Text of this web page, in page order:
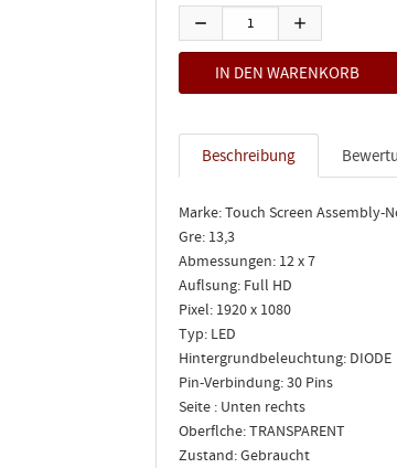
Beschreibung
Marke: Touch Screen Assembly-
Gre: 13,3
Abmessungen: 12 x 7
Auflsung: Full HD
Pixel: 1920 x 1080
Typ: LED
Hintergrundbeleuchtung: DIODE
Pin-Verbindung: 30 Pins
Seite : Unten rechts
Oberflche: TRANSPARENT
Zustand: Gebraucht